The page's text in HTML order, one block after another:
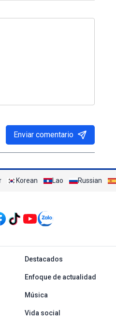
Enviar comentario
Korean Lao Russian
Tây ban nha
Destacados
Enfoque de actualidad
Música
Vida social